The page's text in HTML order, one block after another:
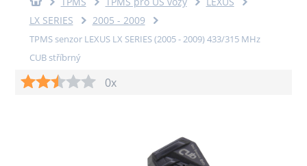
LX SERIES
2005 - 2009
TPMS senzor LEXUS LX SERIES (2005 - 2009) 433/315 MHz
CUB stříbrný
0x